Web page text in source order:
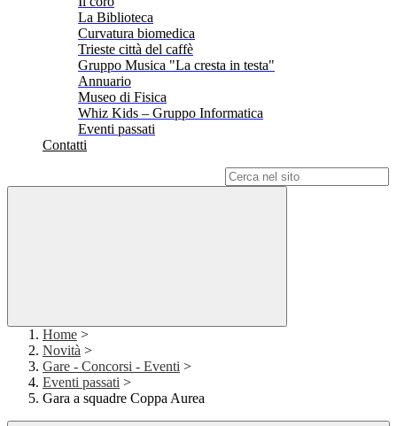
La Biblioteca
Curvatura biomedica
Trieste città del caffè
Gruppo Musica "La cresta in testa"
Annuario
Museo di Fisica
Whiz Kids – Gruppo Informatica
Eventi passati
Contatti
Home >
Novità >
Gare - Concorsi - Eventi >
Eventi passati >
Gara a squadre Coppa Aurea